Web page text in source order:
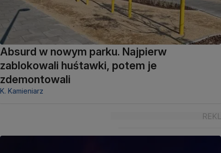
Absurd w nowym parku. Najpierw
zablokowali huśtawki, potem je
zdemontowali
K. Kamieniarz